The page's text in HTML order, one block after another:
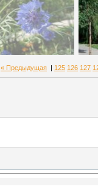
« Предыдущая 125 126 127